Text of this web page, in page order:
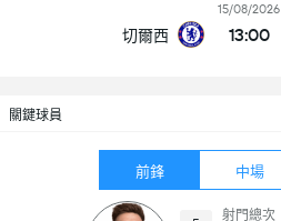
切爾西
15/08/2026
13:00
關鍵球員
前鋒 中場
射門總次